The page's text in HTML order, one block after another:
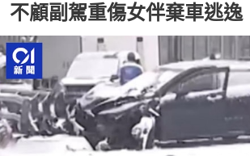
不顧副駕重傷女伴棄車逃逸